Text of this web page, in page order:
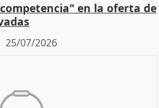
en la oferta de
25/07/2026